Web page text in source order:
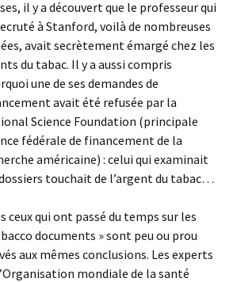
il y a découvert que le professeur qui
à Stanford, voilà de nombreuses
avait secrètement émargé chez les
du tabac. Il y a aussi compris
une de ses demandes de
avait été refusée par la
Science Foundation (principale
fédérale de financement de la
américaine) : celui qui examinait
touchait de l’argent du tabac…
ceux qui ont passé du temps sur les
documents » sont peu ou prou
aux mêmes conclusions. Les experts
mondiale de la santé